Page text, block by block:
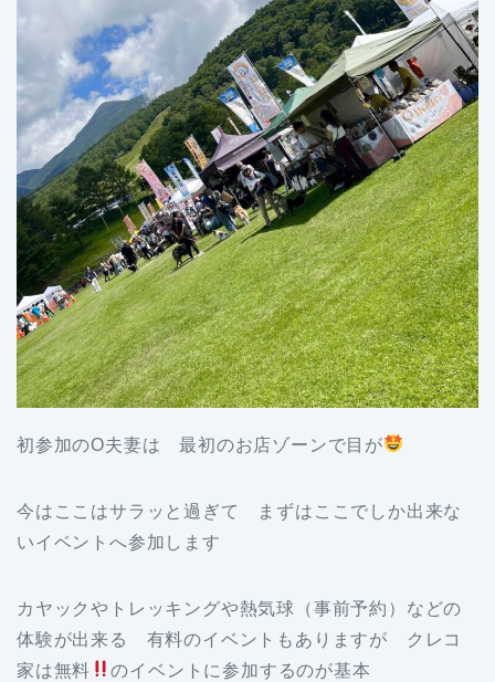
初参加のO夫妻は 最初のお店ゾーンで目が
今はここはサラッと過ぎて まずはここでしか出来な
いイベントへ参加します
カヤックやトレッキングや熱気球（事前予約）などの
体験が出来る 有料のイベントもありますが クレコ
家は無料
のイベントに参加するのが基本